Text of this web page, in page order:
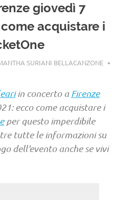
giovedì 7
acquistare i
SURIANI BELLACANZONE
in concerto aFirenze
ecco come acquistare i
per questo imperdibile
tutte le informazioni su
dell'evento anche se vivi